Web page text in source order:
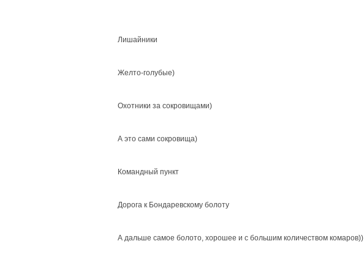
Лишайники
Желто-голубые)
Охотники за сокровищами)
А это сами сокровища)
Командный пункт
Дорога к Бондаревскому болоту
А дальше самое болото, хорошее и с большим количеством комаров))